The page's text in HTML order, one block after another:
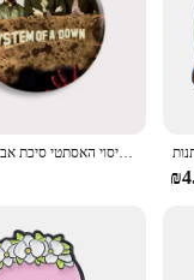
רטרו כבד מתכת מערכת של למטה כפתור רך למטה סיכת רוק אלבום כיסוי האסתטי סיכת אביזרים מתנות